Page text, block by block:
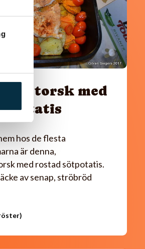
torsk med
hos de flesta
är denna,
med rostad sötpotatis.
av senap, ströbröd